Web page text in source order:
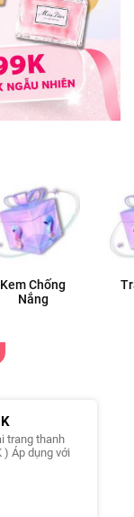
Kem Chống
Nắng
trang thanh
) Áp dụng với